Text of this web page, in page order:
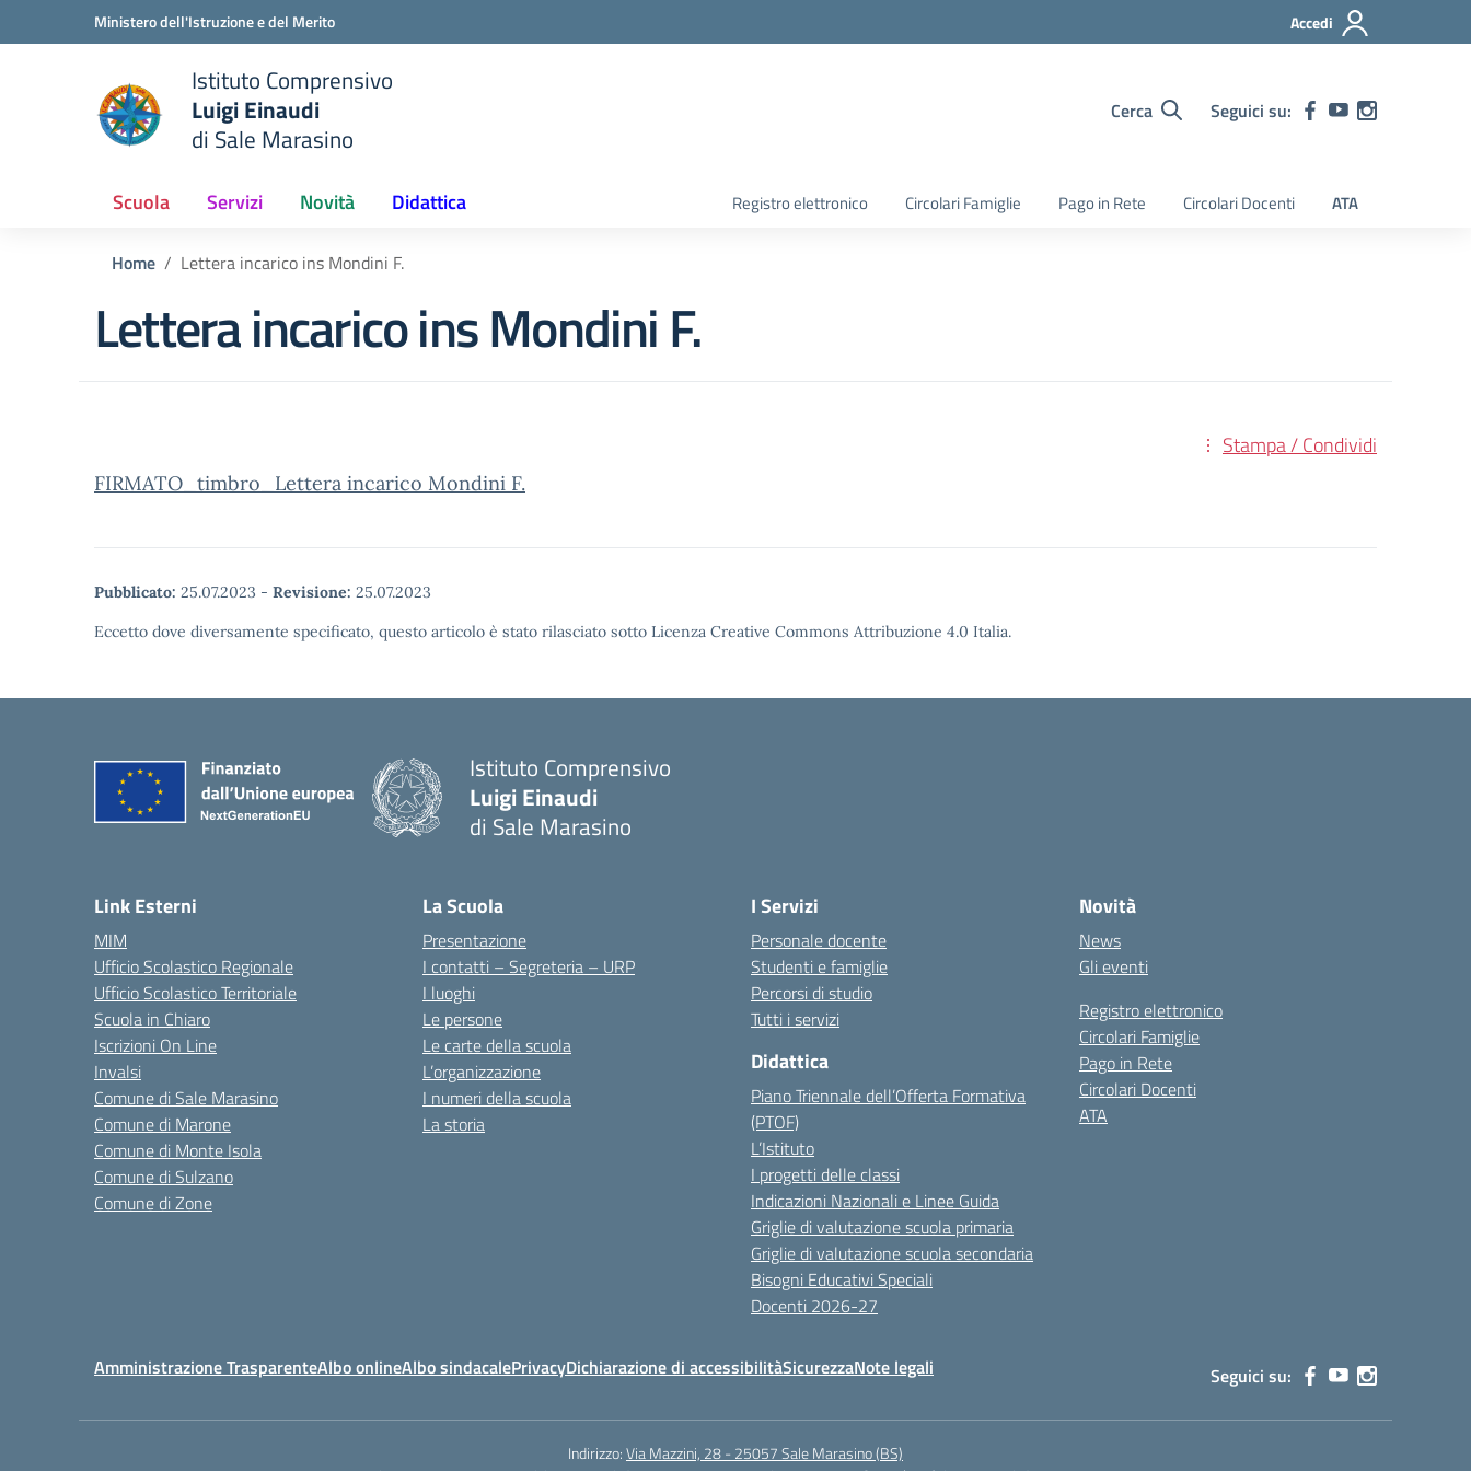
Vai ai contenuti
Vai al menu di navigazioneMinistero dell'Istruzione e del Merito Accedi
scuola
Istituto Comprensivo
Luigi Einaudi
di Sale Marasino
Cerca Seguici su:
Scuola Servizi Novità Didattica Registro elettronico Circolari Famiglie Pago in Rete Circolari Docenti ATA
Home Lettera incarico ins Mondini F.
Lettera incarico ins Mondini F.
Stampa / Condividi
FIRMATO_timbro_Lettera incarico Mondini F.
Pubblicato: 25.07.2023 - Revisione: 25.07.2023
Eccetto dove diversamente specificato, questo articolo è stato rilasciato sotto Licenza Creative Commons Attribuzione 4.0 Italia.
Istituto Comprensivo
Luigi Einaudi
di Sale Marasino
Link Esterni
MIM
Ufficio Scolastico Regionale
Ufficio Scolastico Territoriale
Scuola in Chiaro
Iscrizioni On Line
Invalsi
Comune di Sale Marasino
Comune di Marone
Comune di Monte Isola
Comune di Sulzano
Comune di Zone
La Scuola
Presentazione
I contatti – Segreteria – URP
I luoghi
Le persone
Le carte della scuola
L’organizzazione
I numeri della scuola
La storia
I Servizi
Personale docente
Studenti e famiglie
Percorsi di studio
Tutti i servizi
Didattica
Piano Triennale dell’Offerta Formativa
(PTOF)
L’Istituto
I progetti delle classi
Indicazioni Nazionali e Linee Guida
Griglie di valutazione scuola primaria
Griglie di valutazione scuola secondaria
Bisogni Educativi Speciali
Docenti 2026-27
Novità
News
Gli eventi
Registro elettronico
Circolari Famiglie
Pago in Rete
Circolari Docenti
ATA
Amministrazione TrasparenteAlbo onlineAlbo sindacalePrivacyDichiarazione di accessibilitàSicurezzaNote legali Seguici su:
Indirizzo:Via Mazzini, 28 - 25057 Sale Marasino (BS)